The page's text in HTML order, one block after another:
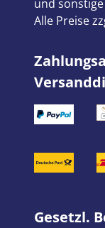
und
Alle Preise
Gesetzl.